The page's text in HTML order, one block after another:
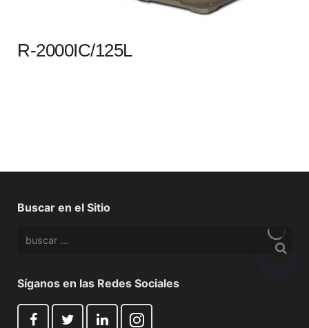
R-2000IC/125L
Buscar en el Sitio
Síganos en las Redes Sociales